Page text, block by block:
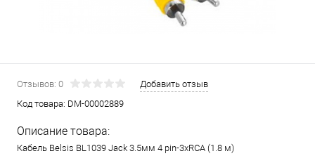
Отзывов: 0
Добавить отзыв
Код товара: DM-00002889
Описание товара:
Кабель Belsis BL1039 Jack 3.5мм 4 pin-3xRCA (1.8 м)